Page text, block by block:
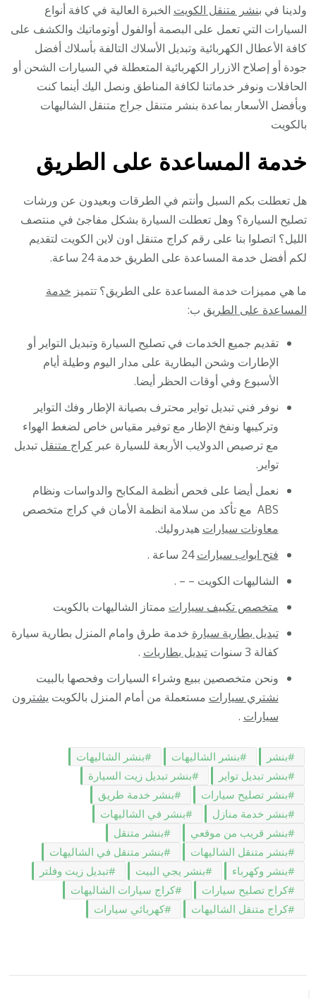
ولدينا في بنشر متنقل الكويت الخبرة العالية في كافة أنواع
السيارات التي تعمل على البصمة أوالفول أوتوماتيك والكشف على
كافة الأعطال الكهربائية وتبديل الأسلاك التالفة بأسلاك أفضل
جودة أو إصلاح الازرار الكهربائية المتعطلة في السيارات الشحن أو
الحافلات ونوفر خدماتنا لكافة المناطق ونصل اليك أينما كنت
وبأفضل الأسعار بماعدة بنشر متنقل جراج متنقل الشاليهات
بالكويت
خدمة المساعدة على الطريق
هل تعطلت بكم السبل وأنتم في الطرقات وبعيدون عن ورشات
تصليح السيارة؟ وهل تعطلت السيارة بشكل مفاجئ في منتصف
الليل؟ اتصلوا بنا على رقم كراج متنقل اون لاين الكويت لتقديم
لكم أفضل خدمة المساعدة على الطريق خدمة 24 ساعة.
ما هي مميزات خدمة المساعدة على الطريق؟ تتميز خدمة
المساعدة على الطريق ب:
تقديم جميع الخدمات في تصليح السيارة وتبديل التواير أو
الإطارات وشحن البطارية على مدار اليوم وطيلة أيام
الأسبوع وفي أوقات الحظر أيضا.
نوفر فني تبديل تواير محترف بصيانة الإطار وفك التواير
وتركيبها ونفخ الإطار مع توفير مقياس خاص لضغط الهواء
مع ترصيص الدولايب الأربعة للسيارة عبركراج متنقل تبديل
تواير.
نعمل أيضا على فحص أنظمة المكابح والدواسات ونظام
ABS مع تأكد من سلامة انظمة الأمان في كراج متخصص
معاونات سيارات هيدروليك.
فتح ابواب سيارات24 ساعة .
الشاليهات الكويت – – .
متخصص تكييف سيارات ممتاز الشاليهات بالكويت
تبديل بطارية سيارة خدمة طرق وامام المنزل بطارية سيارة
كفالة 3 سنوات
تبديل بطاريات .
ونحن متخصصين ببيع وشراء السيارات وفحصها بالبيت
نشتري سيارات مستعملة من أمام المنزل بالكويت يشترون
سيارات .
بنشر بنشر الشاليهات
بنشر الشاليهات
بنشر تبديل تواير
بنشر تبديل زيت السيارة
بنشر تصليح سيارات
بنشر خدمة طريق
بنشر خدمة منازل
بنشر في الشاليهات
بنشر قريب من موقعي
بنشر متنقل
بنشر متنقل الشاليهات
بنشر متنقل في الشاليهات
بنشر وكهرباء
بنشر يجي البيت
تبديل زيت وفلتر
كراج تصليح سيارات
كراج سيارات الشاليهات
كراج متنقل الشاليهات
كهربائي سيارات